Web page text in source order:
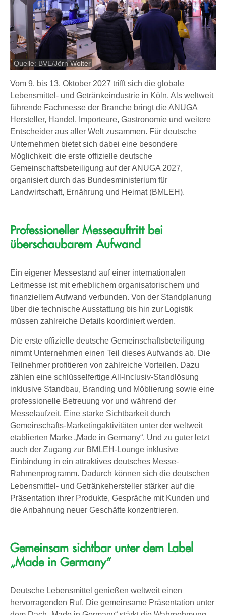
Quelle: BVE/Jörn Wolter
Vom 9. bis 13. Oktober 2027 trifft sich die globale
Lebensmittel- und Getränkeindustrie in Köln. Als weltweit
führende Fachmesse der Branche bringt die ANUGA
Hersteller, Handel, Importeure, Gastronomie und weitere
Entscheider aus aller Welt zusammen. Für deutsche
Unternehmen bietet sich dabei eine besondere
Möglichkeit: die erste offizielle deutsche
Gemeinschaftsbeteiligung auf der ANUGA 2027,
organisiert durch das Bundesministerium für
Landwirtschaft, Ernährung und Heimat (BMLEH).
Professioneller Messeauftritt bei
überschaubarem Aufwand
Ein eigener Messestand auf einer internationalen
Leitmesse ist mit erheblichem organisatorischem und
finanziellem Aufwand verbunden. Von der Standplanung
über die technische Ausstattung bis hin zur Logistik
müssen zahlreiche Details koordiniert werden.
Die erste offizielle deutsche Gemeinschaftsbeteiligung
nimmt Unternehmen einen Teil dieses Aufwands ab. Die
Teilnehmer profitieren von zahlreiche Vorteilen. Dazu
zählen eine schlüsselfertige All-Inclusiv-Standlösung
inklusive Standbau, Branding und Möblierung sowie eine
professionelle Betreuung vor und während der
Messelaufzeit. Eine starke Sichtbarkeit durch
Gemeinschafts-Marketingaktivitäten unter der weltweit
etablierten Marke „Made in Germany“. Und zu guter letzt
auch der Zugang zur BMLEH-Lounge inklusive
Einbindung in ein attraktives deutsches Messe-
Rahmenprogramm. Dadurch können sich die deutschen
Lebensmittel- und Getränkehersteller stärker auf die
Präsentation ihrer Produkte, Gespräche mit Kunden und
die Anbahnung neuer Geschäfte konzentrieren.
Gemeinsam sichtbar unter dem Label
„Made in Germany“
Deutsche Lebensmittel genießen weltweit einen
hervorragenden Ruf. Die gemeinsame Präsentation unter